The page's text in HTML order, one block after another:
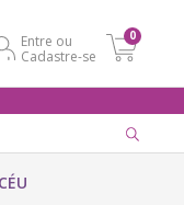
Entre ou
Cadastre-se
0